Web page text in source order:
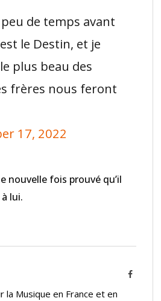
de temps avant
le Destin, et je
le plus beau des
frères nous feront
17, 2022
nouvelle fois prouvé qu’il
lui.
Facebook
la Musique en France et en